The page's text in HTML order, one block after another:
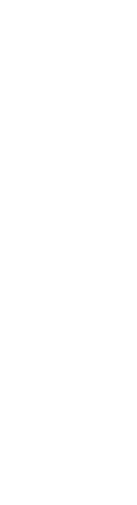
aplicaciones
las apps
funciones
y
y, por lo
rica en
a su
integración.
al ofrecer
informes
la hace más
desean operar